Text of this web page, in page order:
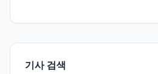
기사 검색